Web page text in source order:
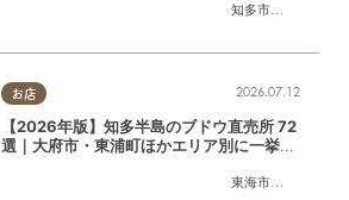
知多市
,半田市
お店
東海市
,大府市
2026.07.12
【2026年版】知多半島のブドウ直売所 72
選｜大府市・東浦町ほかエリア別に一挙紹